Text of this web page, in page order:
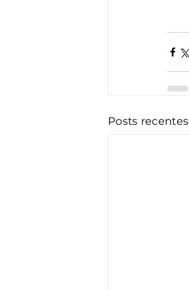
Posts recentes